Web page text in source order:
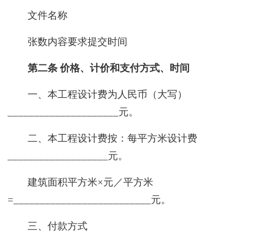
文件名称
张数内容要求提交时间
第二条 价格、计价和支付方式、时间
一、本工程设计费为人民币（大写）
_____________________元。
二、本工程设计费按：每平方米设计费
___________________元。
建筑面积平方米×元／平方米
=__________________________元。
三、付款方式